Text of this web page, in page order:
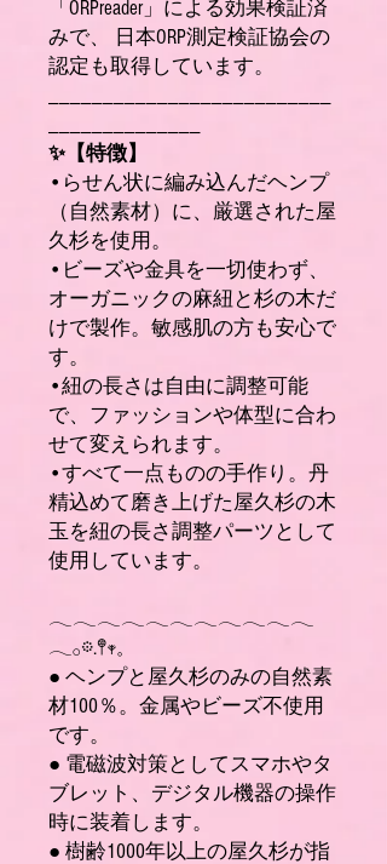
「ORPreader」による効果検証済
みで、 日本ORP測定検証協会の
認定も取得しています。
✨【特徴】
•らせん状に編み込んだヘンプ
（自然素材）に、厳選された屋
久杉を使用。
•ビーズや金具を一切使わず、
オーガニックの麻紐と杉の木だ
けで製作。敏感肌の方も安心で
す。
•紐の長さは自由に調整可能
で、ファッションや体型に合わ
せて変えられます。
•すべて一点ものの手作り。丹
精込めて磨き上げた屋久杉の木
玉を紐の長さ調整パーツとして
使用しています。
𓂃𓂃𓂃𓂃𓂃𓂃𓂃𓂃𓂃𓂃𓂃
𓂃𓂂𖡼.𖤣𖥧𓈒
● ヘンプと屋久杉のみの自然素
材100％。金属やビーズ不使用
です。
● 電磁波対策としてスマホやタ
ブレット、デジタル機器の操作
時に装着します。
● 樹齢1000年以上の屋久杉が指